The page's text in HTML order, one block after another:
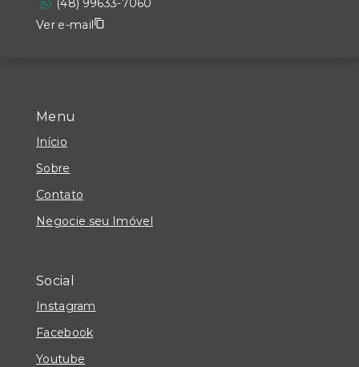
Menu
Início
Sobre
Contato
Negocie seu Imóvel
Social
Instagram
Facebook
Youtube
(48) 99633-7060
Ver e-mail